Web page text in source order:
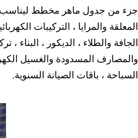
جزء من جدول ماهر مخطط ليناسب
المعلقة والمرايا ، التركيبات
الجافة والطلاء ، الديكور ، البناء
والمصارف المسدودة والغسيل
السباحة ، باقات الصيانة السنوية.